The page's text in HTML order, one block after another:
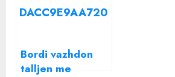
Bordi vazhdon
talljen me